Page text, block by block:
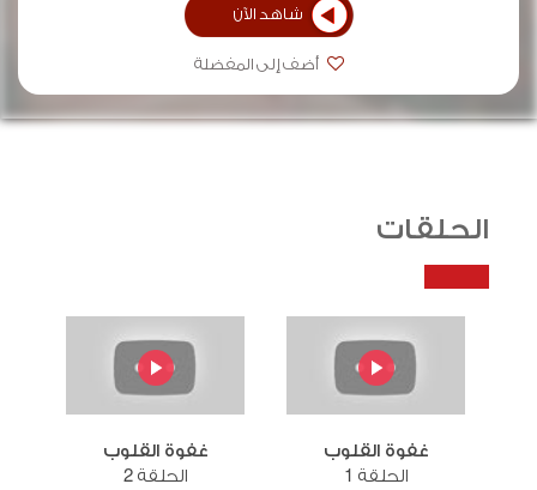
شاهد الآن
أضف إلى المفضلة
الحلقات
غفوة القلوب
الحلقة 1
غفوة القلوب
الحلقة 2